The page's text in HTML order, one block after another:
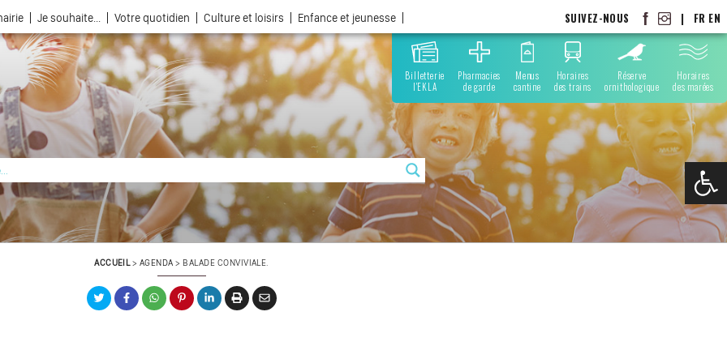
Je souhaite... Votre quotidien Culture et loisirs Enfance et jeunesse SUIVEZ-NOUS | FR EN
Billetterie
l'EKLA
Pharmacies
de garde
Menus
cantine
Horaires
des trains
Réserve
ornithologique
Horaires
des marées
ACCUEIL> AGENDA > BALADE CONVIVIALE.
Ouvrir